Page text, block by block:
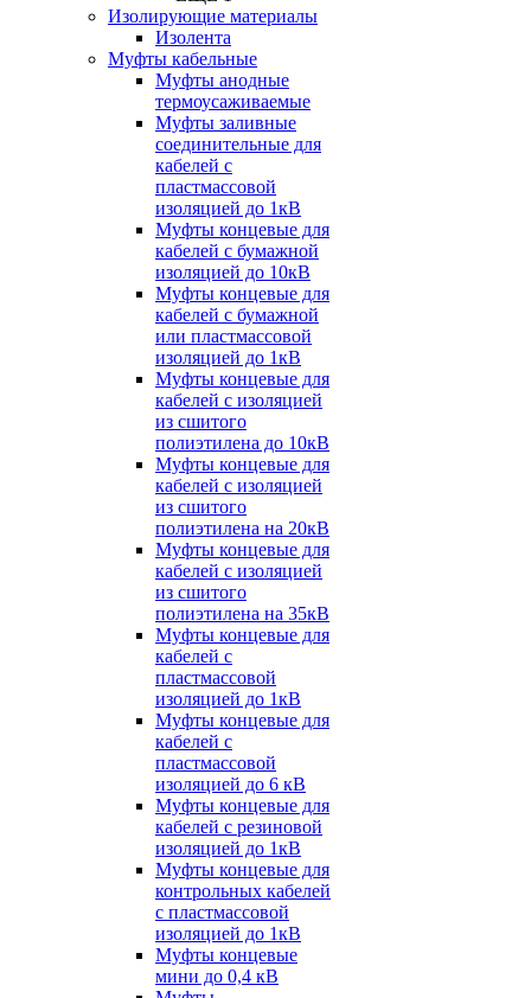
Изолирующие материалы
Изолента
Муфты кабельные
Муфты анодные
термоусаживаемые
Муфты заливные
соединительные для
кабелей с
пластмассовой
изоляцией до 1кВ
Муфты концевые для
кабелей с бумажной
изоляцией до 10кВ
Муфты концевые для
кабелей с бумажной
или пластмассовой
изоляцией до 1кВ
Муфты концевые для
кабелей с изоляцией
из сшитого
полиэтилена до 10кВ
Муфты концевые для
кабелей с изоляцией
из сшитого
полиэтилена на 20кВ
Муфты концевые для
кабелей с изоляцией
из сшитого
полиэтилена на 35кВ
Муфты концевые для
кабелей с
пластмассовой
изоляцией до 1кВ
Муфты концевые для
кабелей с
пластмассовой
изоляцией до 6 кВ
Муфты концевые для
кабелей с резиновой
изоляцией до 1кВ
Муфты концевые для
контрольных кабелей
с пластмассовой
изоляцией до 1кВ
Муфты концевые
мини до 0,4 кВ